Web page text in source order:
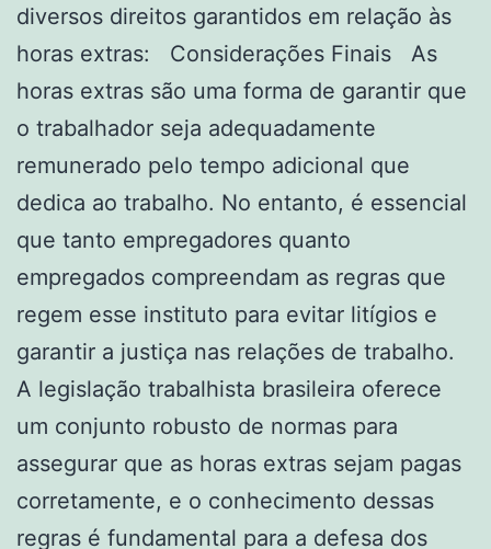
diversos direitos garantidos em relação às
horas extras: Considerações Finais As
horas extras são uma forma de garantir que
o trabalhador seja adequadamente
remunerado pelo tempo adicional que
dedica ao trabalho. No entanto, é essencial
que tanto empregadores quanto
empregados compreendam as regras que
regem esse instituto para evitar litígios e
garantir a justiça nas relações de trabalho.
A legislação trabalhista brasileira oferece
um conjunto robusto de normas para
assegurar que as horas extras sejam pagas
corretamente, e o conhecimento dessas
regras é fundamental para a defesa dos